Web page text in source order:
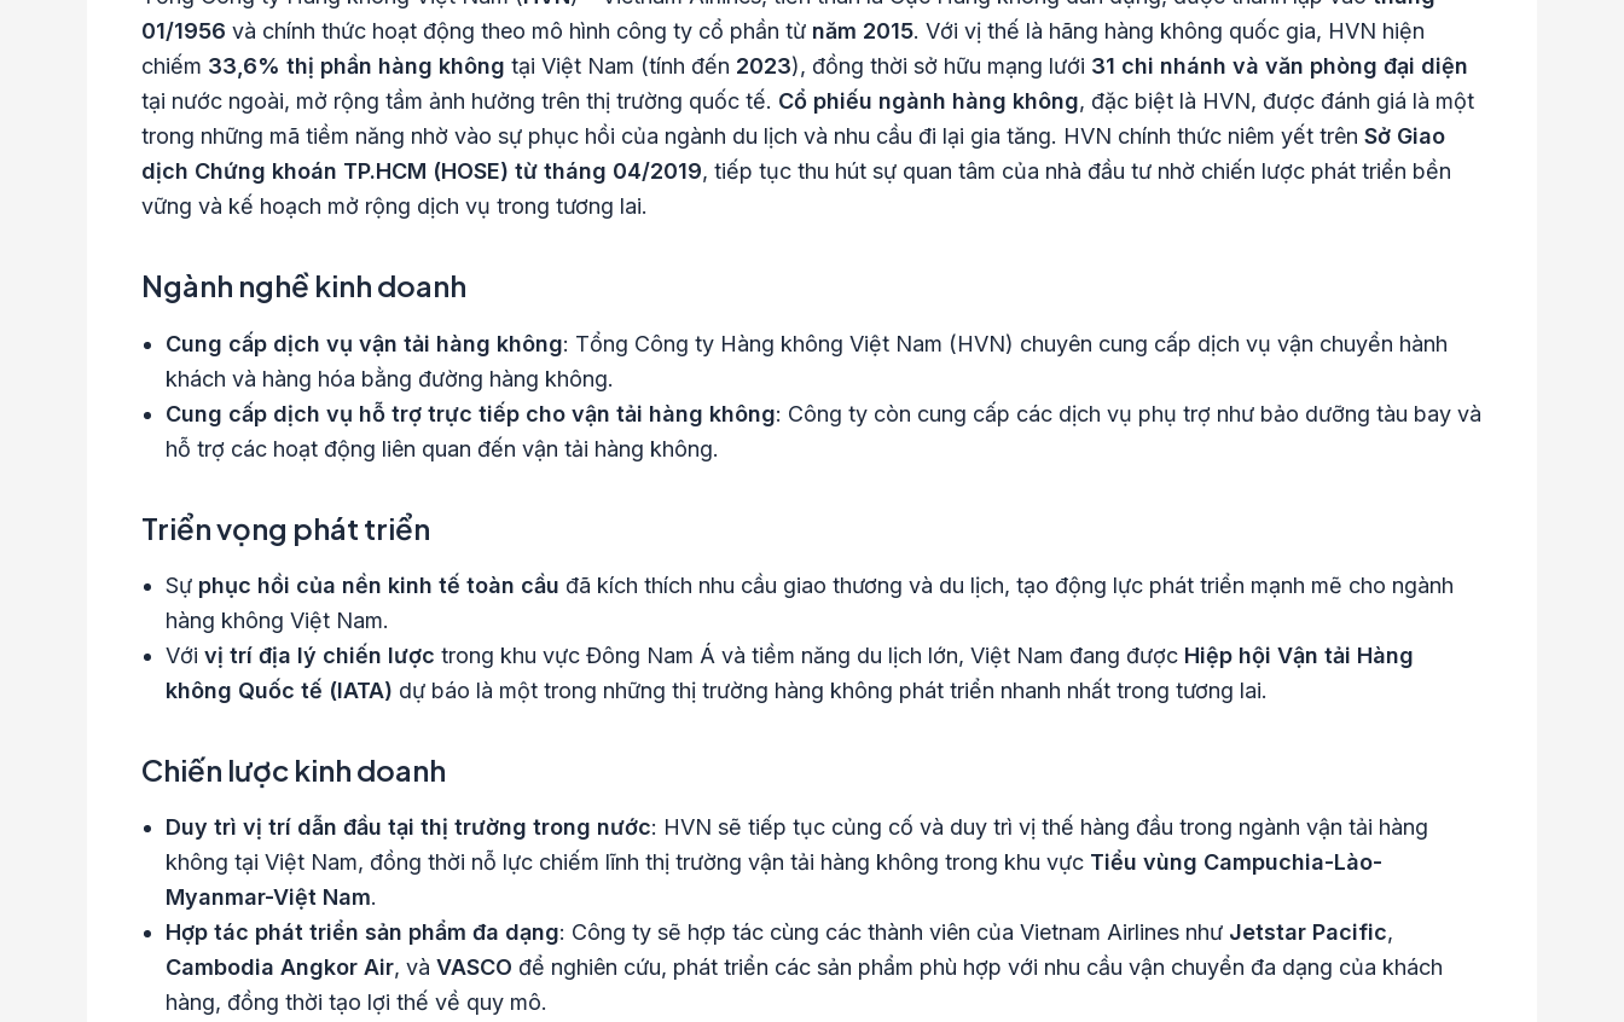
01/1956 và chính thức hoạt động theo mô hình công ty cổ phần từ năm 2015. Với vị thế là hãng hàng không quốc gia, HVN hiện
chiếm 33,6% thị phần hàng không tại Việt Nam (tính đến 2023), đồng thời sở hữu mạng lưới 31 chi nhánh và văn phòng đại diện
tại nước ngoài, mở rộng tầm ảnh hưởng trên thị trường quốc tế. Cổ phiếu ngành hàng không, đặc biệt là HVN, được đánh giá là một
trong những mã tiềm năng nhờ vào sự phục hồi của ngành du lịch và nhu cầu đi lại gia tăng. HVN chính thức niêm yết trên Sở Giao
dịch Chứng khoán TP.HCM (HOSE) từ tháng 04/2019, tiếp tục thu hút sự quan tâm của nhà đầu tư nhờ chiến lược phát triển bền
vững và kế hoạch mở rộng dịch vụ trong tương lai.
Ngành nghề kinh doanh
Cung cấp dịch vụ vận tải hàng không: Tổng Công ty Hàng không Việt Nam (HVN) chuyên cung cấp dịch vụ vận chuyển hành
khách và hàng hóa bằng đường hàng không.
Cung cấp dịch vụ hỗ trợ trực tiếp cho vận tải hàng không: Công ty còn cung cấp các dịch vụ phụ trợ như bảo dưỡng tàu bay và
hỗ trợ các hoạt động liên quan đến vận tải hàng không.
Triển vọng phát triển
Sự phục hồi của nền kinh tế toàn cầu đã kích thích nhu cầu giao thương và du lịch, tạo động lực phát triển mạnh mẽ cho ngành
hàng không Việt Nam.
Với vị trí địa lý chiến lược trong khu vực Đông Nam Á và tiềm năng du lịch lớn, Việt Nam đang được Hiệp hội Vận tải Hàng
không Quốc tế (IATA) dự báo là một trong những thị trường hàng không phát triển nhanh nhất trong tương lai.
Chiến lược kinh doanh
Duy trì vị trí dẫn đầu tại thị trường trong nước: HVN sẽ tiếp tục củng cố và duy trì vị thế hàng đầu trong ngành vận tải hàng
không tại Việt Nam, đồng thời nỗ lực chiếm lĩnh thị trường vận tải hàng không trong khu vực Tiểu vùng Campuchia-Lào-
Myanmar-Việt Nam.
Hợp tác phát triển sản phẩm đa dạng: Công ty sẽ hợp tác cùng các thành viên của Vietnam Airlines như Jetstar Pacific,
Cambodia Angkor Air, và VASCO để nghiên cứu, phát triển các sản phẩm phù hợp với nhu cầu vận chuyển đa dạng của khách
hàng, đồng thời tạo lợi thế về quy mô.